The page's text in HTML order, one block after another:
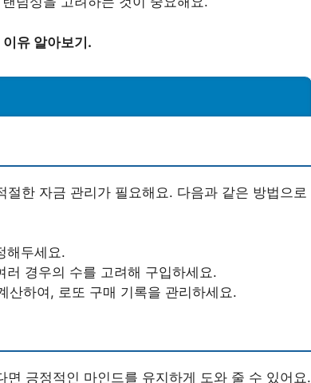
유 알아보기.
한 자금 관리가 필요해요. 다음과 같은 방법으로
해두세요.
러 경우의 수를 고려해 구입하세요.
산하여, 로또 구매 기록을 관리하세요.
긍정적인 마인드를 유지하게 도와 줄 수 있어요.